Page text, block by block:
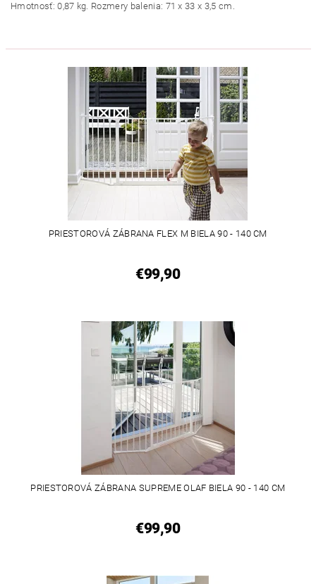
Hmotnosť: 0,87 kg. Rozmery balenia: 71 x 33 x 3,5 cm.
PRIESTOROVÁ ZÁBRANA FLEX M BIELA 90 - 140 CM
€99,90
PRIESTOROVÁ ZÁBRANA SUPREME OLAF BIELA 90 - 140 CM
€99,90